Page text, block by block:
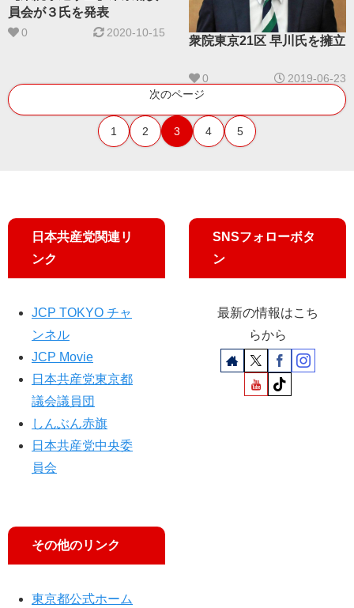
員会が３氏を発表
0 2020-10-15
衆院東京21区 早川氏を擁立
0
2019-06-23
次のページ
1 2 3 4 5
日本共産党関連リ
ンク
JCP TOKYO チャ
ンネル
JCP Movie
日本共産党東京都
議会議員団
しんぶん赤旗
日本共産党中央委
員会
その他のリンク
東京都公式ホーム
SNSフォローボタ
ン
最新の情報はこち
らから